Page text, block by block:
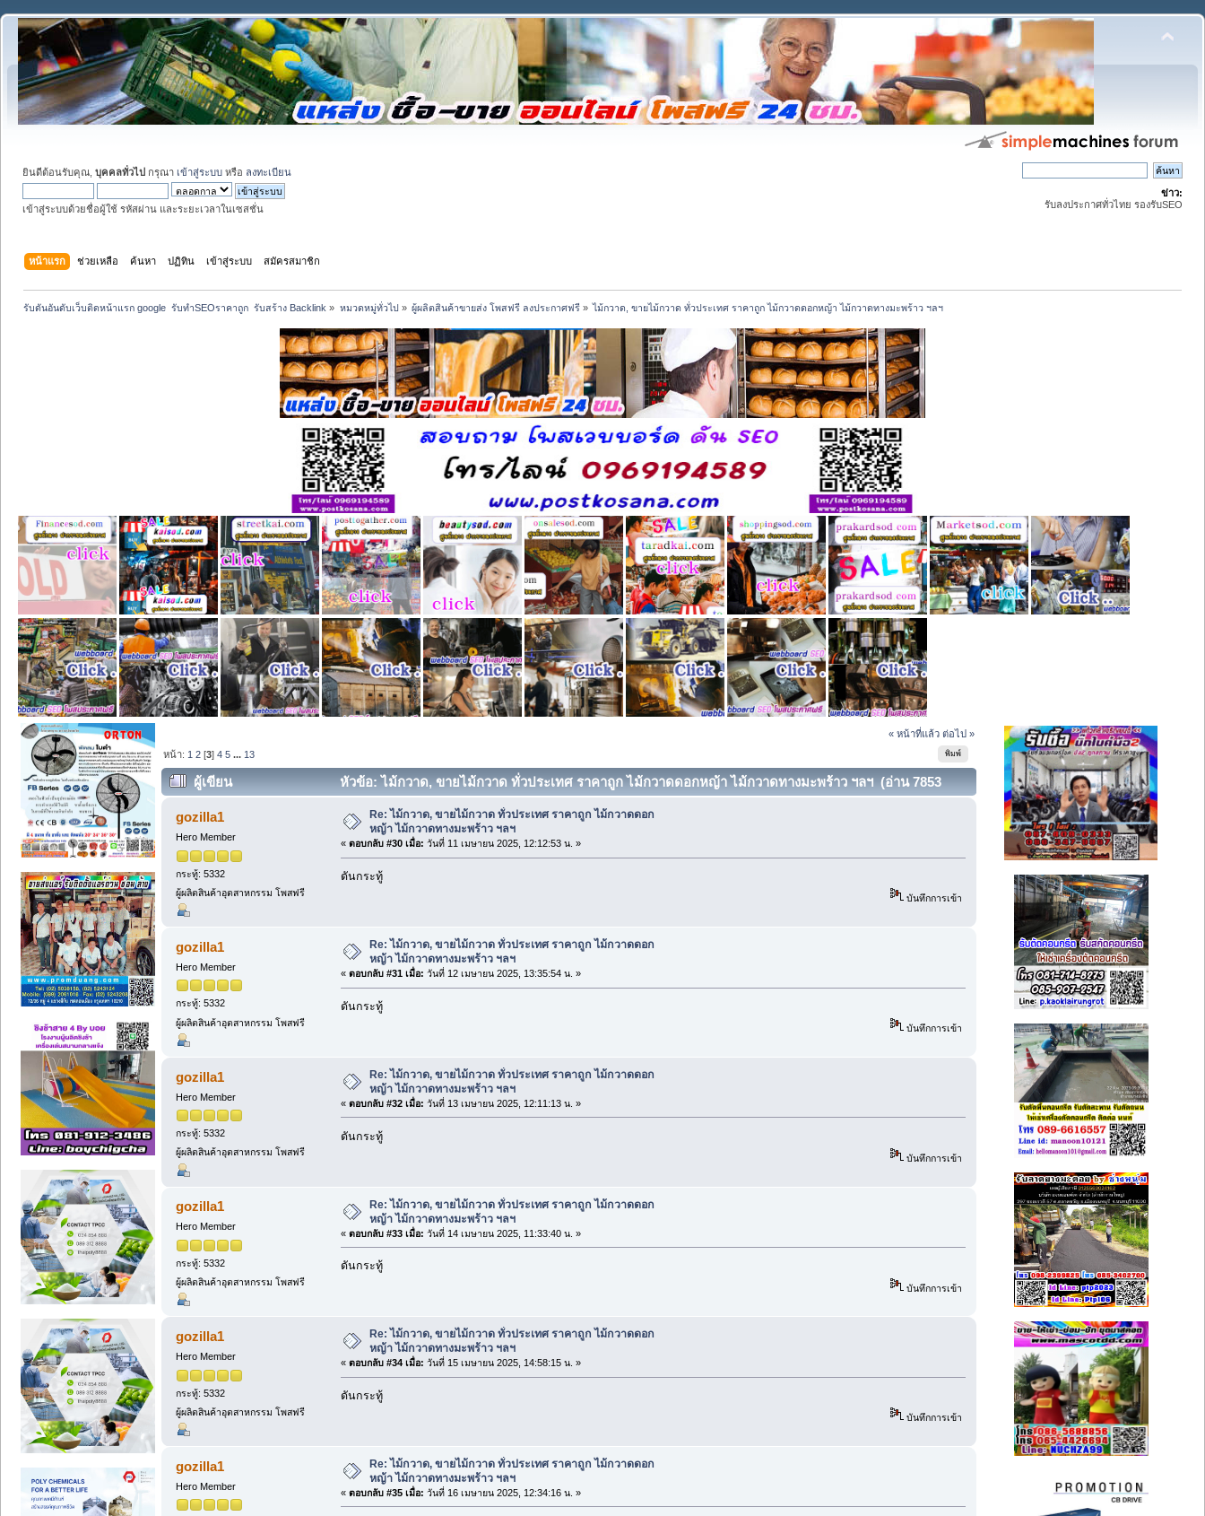
ยินดีต้อนรับคุณ, บุคคลทั่วไป กรุณา เข้าสู่ระบบ หรือ ลงทะเบียน
เข้าสู่ระบบด้วยชื่อผู้ใช้ รหัสผ่าน และระยะเวลาในเซสชั่น
ข่าว:
รับลงประกาศทั่วไทย รองรับSEO
หน้าแรก ช่วยเหลือ ค้นหา ปฏิทิน เข้าสู่ระบบ สมัครสมาชิก
รับดันอันดับเว็บติดหน้าแรก google  รับทำSEOราคาถูก  รับสร้าง Backlink » หมวดหมู่ทั่วไป» ผู้ผลิตสินค้าขายส่ง โพสฟรี ลงประกาศฟรี» ไม้กวาด, ขายไม้กวาด ทั่วประเทศ ราคาถูก ไม้กวาดดอกหญ้า ไม้กวาดทางมะพร้าว ฯลฯ
« หน้าที่แล้ว ต่อไป »
พิมพ์
หน้า: 1 2 [3]4 5 ... 13
ผู้เขียน
หัวข้อ: ไม้กวาด, ขายไม้กวาด ทั่วประเทศ ราคาถูก ไม้กวาดดอกหญ้า ไม้กวาดทางมะพร้าว ฯลฯ (อ่าน 7853
gozilla1
Hero Member
กระทู้: 5332
ผู้ผลิตสินค้าอุตสาหกรรม โพสฟรี
Re: ไม้กวาด, ขายไม้กวาด ทั่วประเทศ ราคาถูก ไม้กวาดดอก
หญ้า ไม้กวาดทางมะพร้าว ฯลฯ
« ตอบกลับ #30 เมื่อ: วันที่ 11 เมษายน 2025, 12:12:53 น. »
ดันกระทู้
บันทึกการเข้า
gozilla1
Hero Member
กระทู้: 5332
ผู้ผลิตสินค้าอุตสาหกรรม โพสฟรี
Re: ไม้กวาด, ขายไม้กวาด ทั่วประเทศ ราคาถูก ไม้กวาดดอก
หญ้า ไม้กวาดทางมะพร้าว ฯลฯ
« ตอบกลับ #31 เมื่อ: วันที่ 12 เมษายน 2025, 13:35:54 น. »
ดันกระทู้
บันทึกการเข้า
gozilla1
Hero Member
กระทู้: 5332
ผู้ผลิตสินค้าอุตสาหกรรม โพสฟรี
Re: ไม้กวาด, ขายไม้กวาด ทั่วประเทศ ราคาถูก ไม้กวาดดอก
หญ้า ไม้กวาดทางมะพร้าว ฯลฯ
« ตอบกลับ #32 เมื่อ: วันที่ 13 เมษายน 2025, 12:11:13 น. »
ดันกระทู้
บันทึกการเข้า
gozilla1
Hero Member
กระทู้: 5332
ผู้ผลิตสินค้าอุตสาหกรรม โพสฟรี
Re: ไม้กวาด, ขายไม้กวาด ทั่วประเทศ ราคาถูก ไม้กวาดดอก
หญ้า ไม้กวาดทางมะพร้าว ฯลฯ
« ตอบกลับ #33 เมื่อ: วันที่ 14 เมษายน 2025, 11:33:40 น. »
ดันกระทู้
บันทึกการเข้า
gozilla1
Hero Member
กระทู้: 5332
ผู้ผลิตสินค้าอุตสาหกรรม โพสฟรี
Re: ไม้กวาด, ขายไม้กวาด ทั่วประเทศ ราคาถูก ไม้กวาดดอก
หญ้า ไม้กวาดทางมะพร้าว ฯลฯ
« ตอบกลับ #34 เมื่อ: วันที่ 15 เมษายน 2025, 14:58:15 น. »
ดันกระทู้
บันทึกการเข้า
gozilla1
Hero Member
Re: ไม้กวาด, ขายไม้กวาด ทั่วประเทศ ราคาถูก ไม้กวาดดอก
หญ้า ไม้กวาดทางมะพร้าว ฯลฯ
« ตอบกลับ #35 เมื่อ: วันที่ 16 เมษายน 2025, 12:34:16 น. »